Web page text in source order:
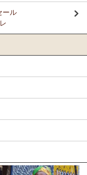
イズ（縦長・横長）
の作品新入荷！
の作品 新入荷！作家
シークレットセール】
ートバッグへのご
欲しかったのですが、
ったりして、毎回購入
などと、想像力をかき
ール